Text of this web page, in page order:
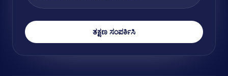
ತಕ್ಷಣ ಸಂಪರ್ಕಿಸಿ